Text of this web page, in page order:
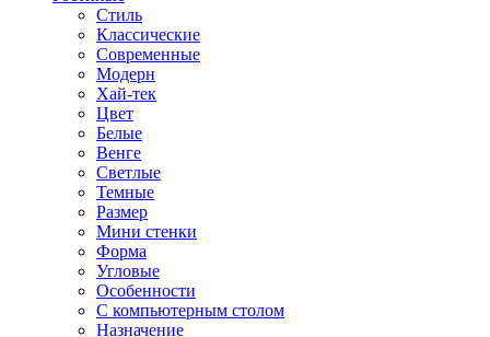
Стиль
Классические
Современные
Модерн
Хай-тек
Цвет
Белые
Венге
Светлые
Темные
Размер
Мини стенки
Форма
Угловые
Особенности
С компьютерным столом
Назначение